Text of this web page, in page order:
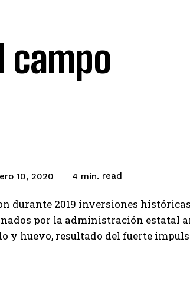
campo
10, 2020 4 min. read
durante 2019 inversiones
por la administración estatal
y huevo, resultado del fuerte